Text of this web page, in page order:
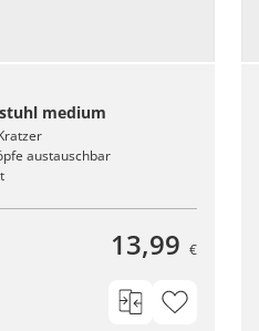
medium
austauschbar
13,99 €